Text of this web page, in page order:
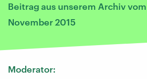
Beitrag aus unserem Archiv
November 2015
Moderator: